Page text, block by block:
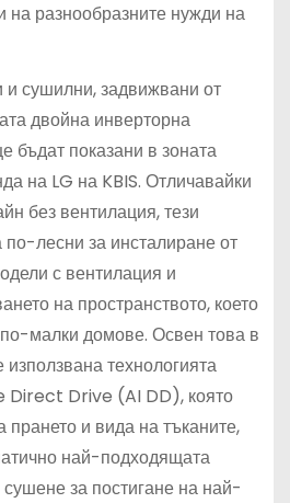
на разнообразните нужди на
сушилни, задвижвани от
двойна инверторна
бъдат показани в зоната
на LG на KBIS. Отличавайки
без вентилация, тези
лесни за инсталиране от
с вентилация и
на пространството, което
малки домове. Освен това в
технологията
Drive (AI DD), която
прането и вида на тъканите,
най-подходящата
за постигане на най-